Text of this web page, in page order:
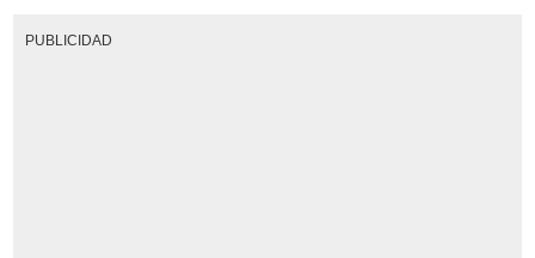
PUBLICIDAD